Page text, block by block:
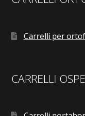
Carrelli per
CARRELLI